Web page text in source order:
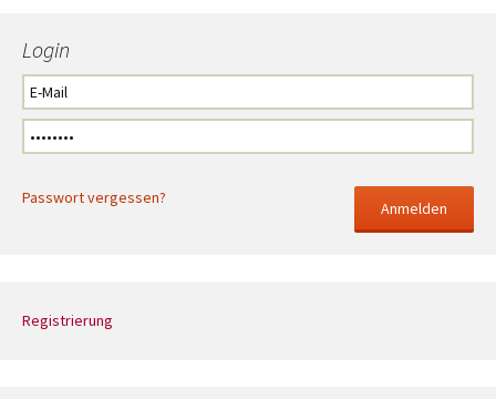
Login
Passwort vergessen?
Registrierung